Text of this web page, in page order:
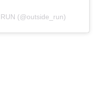
(@outside_run)